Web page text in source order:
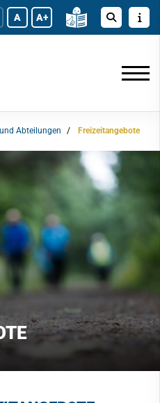
A A+
Abteilungen Freizeitangebote